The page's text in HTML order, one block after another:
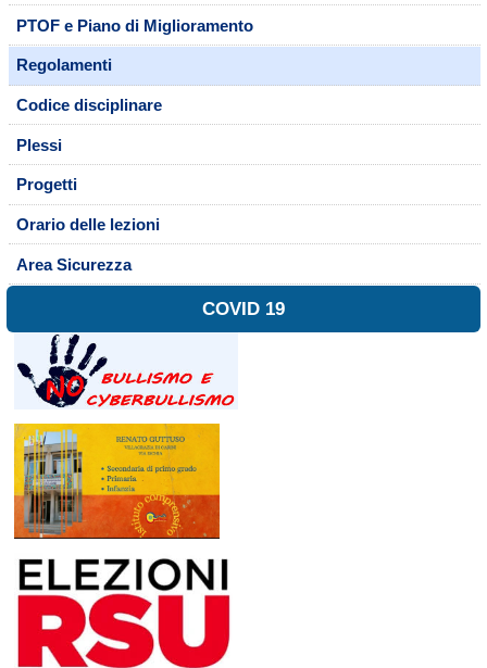
PTOF e Piano di Miglioramento
Regolamenti
Codice disciplinare
Plessi
Progetti
Orario delle lezioni
Area Sicurezza
COVID 19